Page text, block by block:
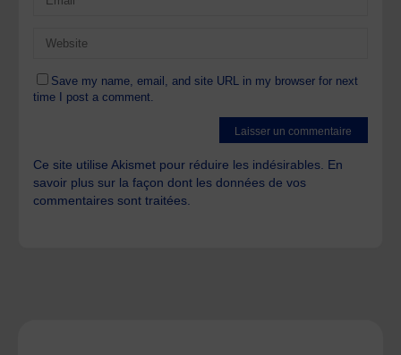
Save my name, email, and site URL in my browser for next
time I post a comment.
Ce site utilise Akismet pour réduire les indésirables. En
savoir plus sur la façon dont les données de vos
commentaires sont traitées